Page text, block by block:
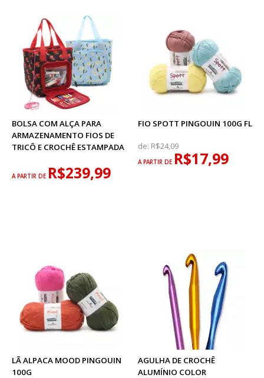
BOLSA COM ALÇA PARA
ARMAZENAMENTO FIOS DE
TRICÔ E CROCHÊ ESTAMPADA
A PARTIR DE R$239,99
FIO SPOTT PINGOUIN 100G FL
de: R$24,09
A PARTIR DE R$17,99
LÃ ALPACA MOOD PINGOUIN
100G
AGULHA DE CROCHÊ
ALUMÍNIO COLOR